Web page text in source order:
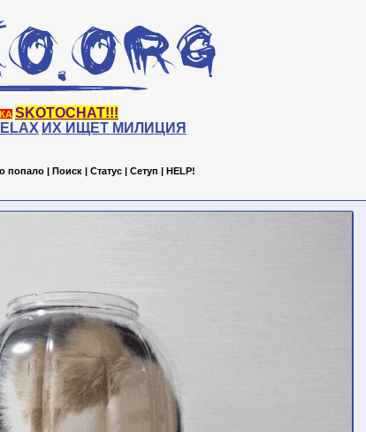
SKOTOCHAT!!!
ИХ ИЩЕТ МИЛИЦИЯ
попало | Поиск | Статус | Сетуп | HELP!